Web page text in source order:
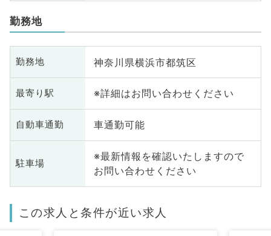
勤務地
勤務地 神奈川県横浜市都筑区
最寄り駅 ※詳細はお問い合わせください
自動車通勤 車通勤可能
駐車場
※最新情報を確認いたしますので
お問い合わせください
この求人と条件が近い求人